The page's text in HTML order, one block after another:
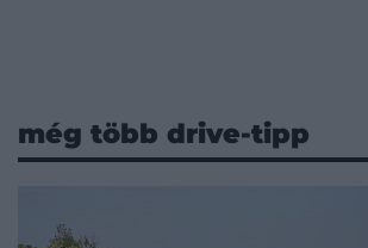
még több drive-tipp